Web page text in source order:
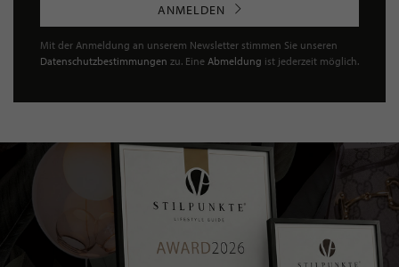
ANMELDEN
Mit der Anmeldung an unserem Newsletter stimmen Sie unseren
Datenschutzbestimmungen zu. Eine Abmeldung ist jederzeit möglich.